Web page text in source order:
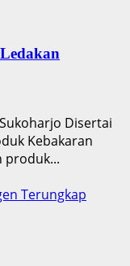
Disertai
Kebakaran
produk...
Terungkap